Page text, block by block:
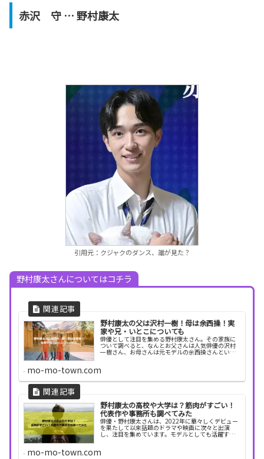
赤沢 守 … 野村康太
引用元：クジャクのダンス、誰が見た？
野村康太さんについてはコチラ
野村康太の父は沢村一樹！母は余西操！実
家や兄・いとこについても
俳優として注目を集める野村康太さん。その家族に
ついて調べると、なんとお父さんは人気俳優の沢村
一樹さん、お母さんは元モデルの余西操さんという
数々のドラマ...
mo-mo-town.com
野村康太の高校や大学は？筋肉がすごい！
代表作や事務所も調べてみた
俳優・野村康太さんは、2022年に華々しくデビュー
を果たして以来話題のドラマや映画に次々と出演
し、注目を集めています。モデルとしても活躍する
やスポー...
mo-mo-town.com